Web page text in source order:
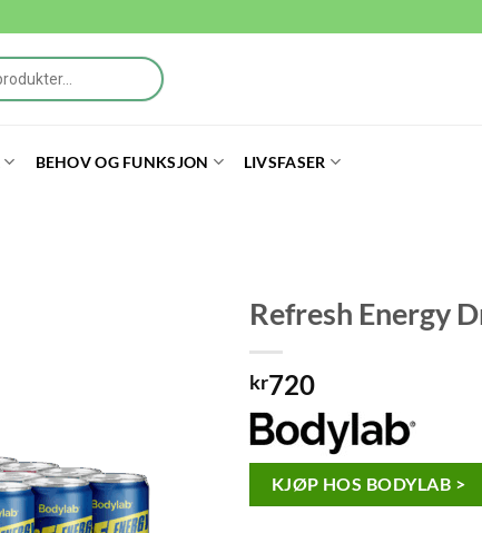
BEHOV OG FUNKSJON LIVSFASER
Refresh Energy
kr720
KJØP HOS BODYLAB >